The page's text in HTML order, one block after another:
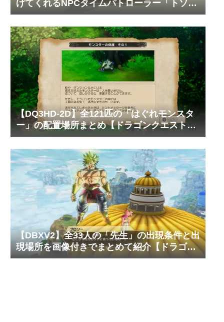
げてくれるNPCタイムパトローラー「トソッ
ク」の居場所と必要なゼニーやTPメダルの枚
数【ドラゴンボール ゼノバース2】
【DQ3HD-2D】全121匹の「はぐれモンスタ
ー」の配置場所まとめ【ドラゴンクエスト3
そして伝説へ…】
【DBXV2】全33人の「先生」の出現条件と出
現場所を画像付きでまとめて紹介【ドラゴン
ボール ゼノバース2】